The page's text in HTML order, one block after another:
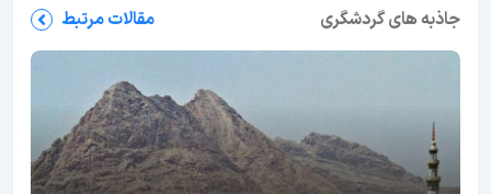
جاذبه های گردشگری مقالات مرتبط